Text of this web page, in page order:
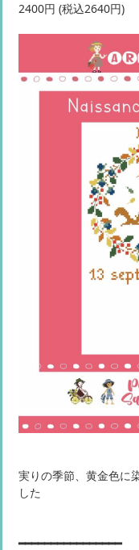
2400円 (税込2640円)
実りの季節、黄金色に
した
━━━━━━━━━━━━━━━━